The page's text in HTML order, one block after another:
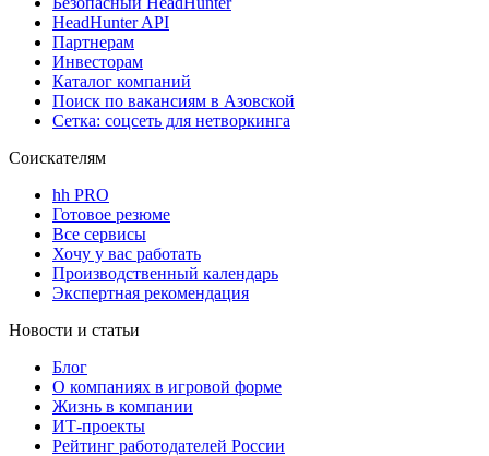
HeadHunter API
Партнерам
Инвесторам
Каталог компаний
Поиск по вакансиям в Азовской
Сетка: соцсеть для нетворкинга
Соискателям
hh PRO
Готовое резюме
Все сервисы
Хочу у вас работать
Производственный календарь
Экспертная рекомендация
Новости и статьи
Блог
О компаниях в игровой форме
Жизнь в компании
ИТ-проекты
Рейтинг работодателей России